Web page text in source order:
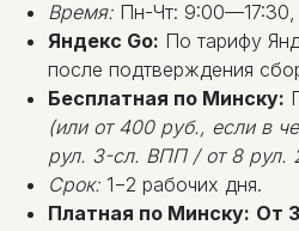
Время: Пн-Чт:
Яндекс Go: По тарифу
после подтверждения
Бесплатная по Минску:
(или от 400 руб., если в
рул. 3-сл. ВПП / от 8 рул.
Срок: 1−2 рабочих дня.
Платная по Минску: От